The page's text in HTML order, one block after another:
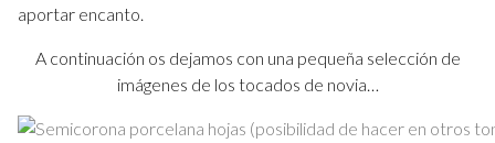
aportar encanto.
A continuación os dejamos con una pequeña selección de
imágenes de los tocados de novia…